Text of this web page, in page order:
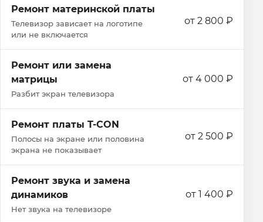
Ремонт материнской платы
Телевизор зависает на логотипе
или не включается
от 2 800 ₽
Ремонт или замена
матрицы
Разбит экран телевизора
от 4 000 ₽
Ремонт платы T-CON
Полосы на экране или половина
экрана не показывает
от 2 500 ₽
Ремонт звука и замена
динамиков
Нет звука на телевизоре
от 1 400 ₽